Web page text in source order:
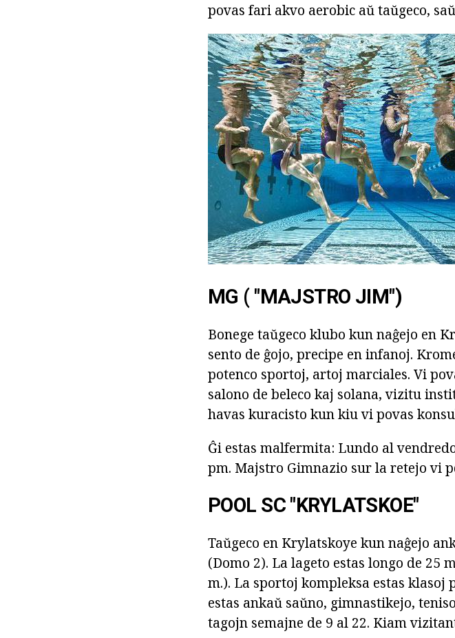
povas fari akvo aerobic aŭ taŭgeco,
MG ( "MAJSTRO JIM")
Bonege taŭgeco klubo kun naĝejo en
sento de ĝojo, precipe en infanoj.
potenco sportoj, artoj marciales. Vi
salono de beleco kaj solana, vizitu
havas kuracisto kun kiu vi povas
Ĝi estas malfermita: Lundo al
pm. Majstro Gimnazio sur la retejo vi
POOL SC "KRYLATSKOE"
Taŭgeco en Krylatskoye kun naĝejo
(Domo 2). La lageto estas longo de
m.). La sportoj kompleksa estas
estas ankaŭ saŭno, gimnastikejo,
tagojn semajne de 9 al 22. Kiam